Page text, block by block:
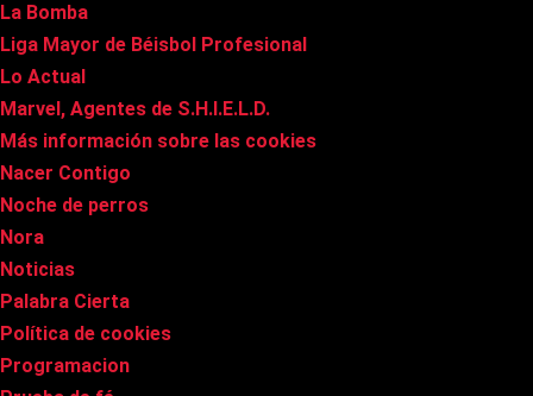
La Bomba
Liga Mayor de Béisbol Profesional
Lo Actual
Marvel, Agentes de S.H.I.E.L.D.
Más información sobre las cookies
Nacer Contigo
Noche de perros
Nora
Noticias
Palabra Cierta
Política de cookies
Programacion